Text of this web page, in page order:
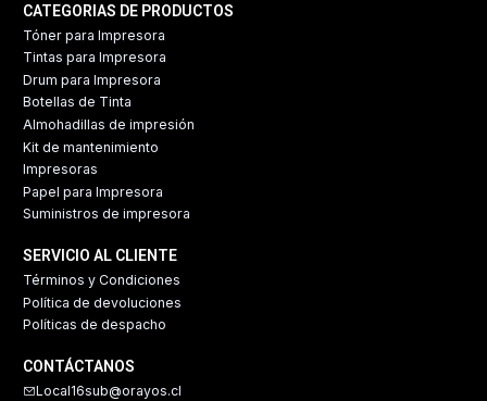
CATEGORIAS DE PRODUCTOS
Tóner para Impresora
Tintas para Impresora
Drum para Impresora
Botellas de Tinta
Almohadillas de impresión
Kit de mantenimiento
Impresoras
Papel para Impresora
Suministros de impresora
SERVICIO AL CLIENTE
Términos y Condiciones
Política de devoluciones
Políticas de despacho
CONTÁCTANOS
Local16sub@orayos.cl